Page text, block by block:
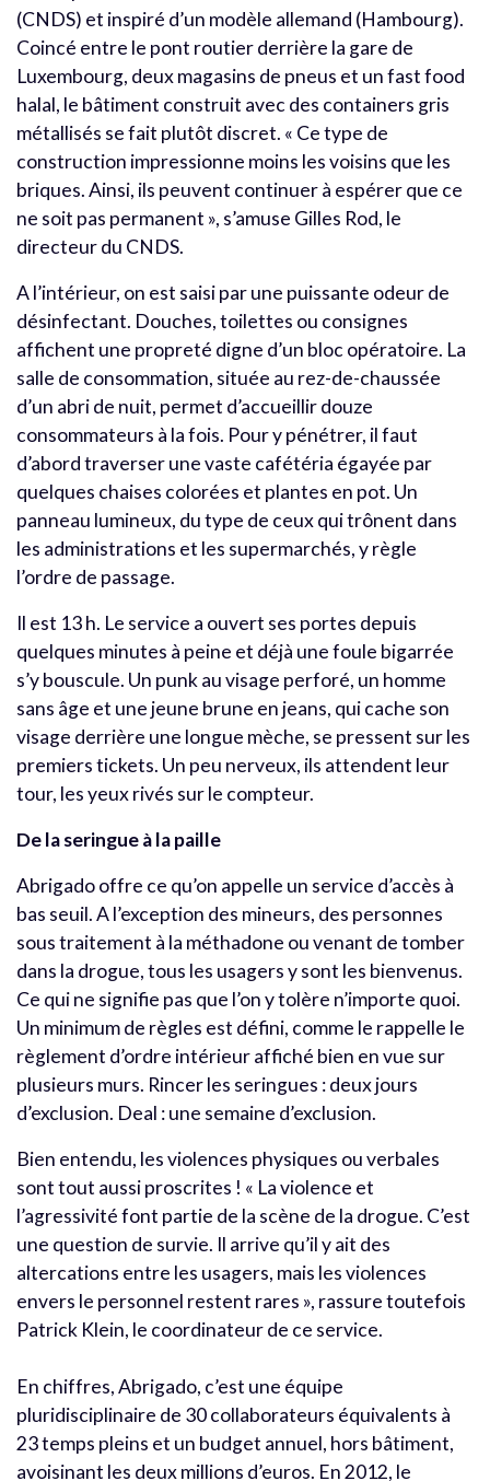
(CNDS) et inspiré d’un modèle allemand (Hambourg).
Coincé entre le pont routier derrière la gare de
Luxembourg, deux magasins de pneus et un fast food
halal, le bâtiment construit avec des containers gris
métallisés se fait plutôt discret. « Ce type de
construction impressionne moins les voisins que les
briques. Ainsi, ils peuvent continuer à espérer que ce
ne soit pas permanent », s’amuse Gilles Rod, le
directeur du CNDS.
A l’intérieur, on est saisi par une puissante odeur de
désinfectant. Douches, toilettes ou consignes
affichent une propreté digne d’un bloc opératoire. La
salle de consommation, située au rez-de-chaussée
d’un abri de nuit, permet d’accueillir douze
consommateurs à la fois. Pour y pénétrer, il faut
d’abord traverser une vaste cafétéria égayée par
quelques chaises colorées et plantes en pot. Un
panneau lumineux, du type de ceux qui trônent dans
les administrations et les supermarchés, y règle
l’ordre de passage.
Il est 13 h. Le service a ouvert ses portes depuis
quelques minutes à peine et déjà une foule bigarrée
s’y bouscule. Un punk au visage perforé, un homme
sans âge et une jeune brune en jeans, qui cache son
visage derrière une longue mèche, se pressent sur les
premiers tickets. Un peu nerveux, ils attendent leur
tour, les yeux rivés sur le compteur.
De la seringue à la paille
Abrigado offre ce qu’on appelle un service d’accès à
bas seuil. A l’exception des mineurs, des personnes
sous traitement à la méthadone ou venant de tomber
dans la drogue, tous les usagers y sont les bienvenus.
Ce qui ne signifie pas que l’on y tolère n’importe quoi.
Un minimum de règles est défini, comme le rappelle le
règlement d’ordre intérieur affiché bien en vue sur
plusieurs murs. Rincer les seringues : deux jours
d’exclusion. Deal : une semaine d’exclusion.
Bien entendu, les violences physiques ou verbales
sont tout aussi proscrites ! « La violence et
l’agressivité font partie de la scène de la drogue. C’est
une question de survie. Il arrive qu’il y ait des
altercations entre les usagers, mais les violences
envers le personnel restent rares », rassure toutefois
Patrick Klein, le coordinateur de ce service.
En chiffres, Abrigado, c’est une équipe
pluridisciplinaire de 30 collaborateurs équivalents à
23 temps pleins et un budget annuel, hors bâtiment,
avoisinant les deux millions d’euros. En 2012, le